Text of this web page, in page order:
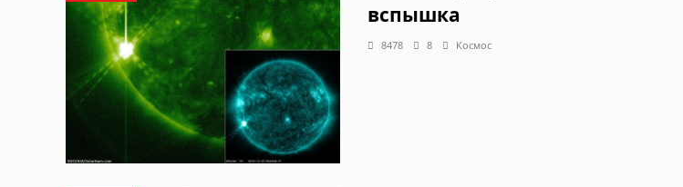
вспышка
8478 8 Космос